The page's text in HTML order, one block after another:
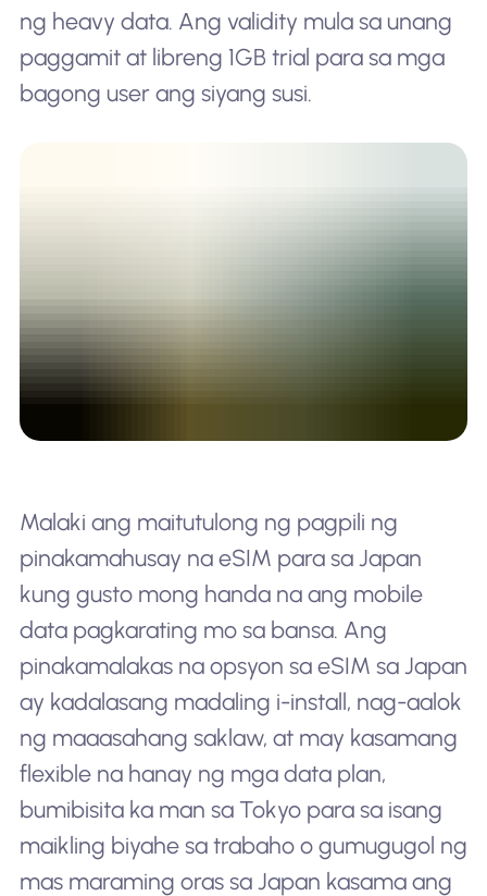
ng heavy data. Ang validity mula sa unang
paggamit at libreng 1GB trial para sa mga
bagong user ang siyang susi.
Malaki ang maitutulong ng pagpili ng
pinakamahusay na eSIM para sa Japan
kung gusto mong handa na ang mobile
data pagkarating mo sa bansa. Ang
pinakamalakas na opsyon sa eSIM sa Japan
ay kadalasang madaling i-install, nag-aalok
ng maaasahang saklaw, at may kasamang
flexible na hanay ng mga data plan,
bumibisita ka man sa Tokyo para sa isang
maikling biyahe sa trabaho o gumugugol ng
mas maraming oras sa Japan kasama ang